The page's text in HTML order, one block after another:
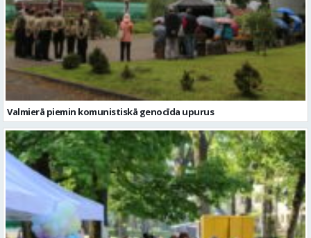
Valmierā piemin komunistiskā genocīda upurus